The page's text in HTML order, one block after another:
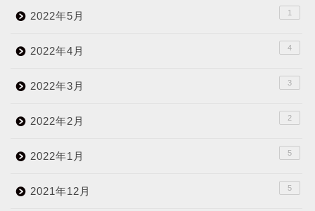
2022年5月 1
2022年4月 4
2022年3月 3
2022年2月 2
2022年1月 5
2021年12月 5